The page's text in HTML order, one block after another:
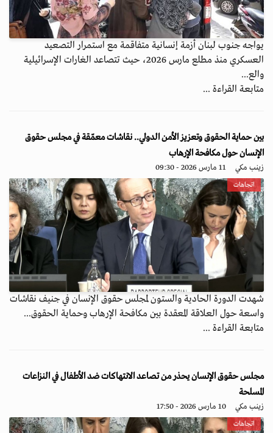
يواجه جنوب لبنان أزمة إنسانية متفاقمة مع استمرار التصعيد
العسكري منذ مطلع مارس 2026، حيث تتصاعد الغارات الإسرائيلية
والع...
متابعة القراءة ...
بين حماية الحقوق وتعزيز الأمن الدولي.. نقاشات معمّقة في مجلس حقوق
الإنسان حول مكافحة الإرهاب
زينب مكي 11 مارس 2026 - 09:30
اتجاهات
شهدت الدورة الحادية والستون لمجلس حقوق الإنسان في جنيف نقاشات
واسعة حول العلاقة المعقدة بين مكافحة الإرهاب وحماية الحقوق...
متابعة القراءة ...
مجلس حقوق الإنسان يحذر من تصاعد الانتهاكات ضد الأطفال في النزاعات
المسلحة
زينب مكي 10 مارس 2026 - 17:50
اتجاهات